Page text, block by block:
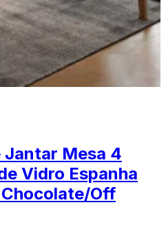
Jantar Mesa 4
Vidro Espanha
Off